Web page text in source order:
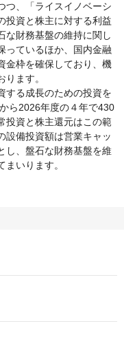
つ、「ライスイノベーシ
投資と株主に対する利益
な財務基盤の維持に関し
っているほか、国内金融
金枠を確保しており、機
ます。
する成長のための投資を
ら2026年度の４年で430
投資と株主還元はこの範
設備投資額は営業キャッ
し、盤石な財務基盤を維
いります。